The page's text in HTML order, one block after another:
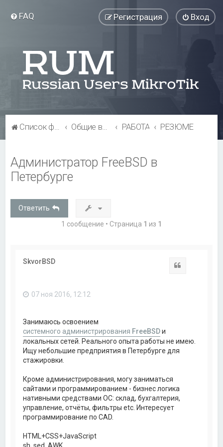
FAQ Вход
Регистрация
Список форумов Общие вопросы РАБОТА РЕЗЮМЕ
Администратор FreeBSD в
Петербурге
Ответить
1 сообщение • Страница 1 из 1
SkvorBSD
07 ноя 2016, 12:12
Занимаюсь освоением
системного администрирования FreeBSDи
локальных сетей. Реального опыта работы не имею.
Ищу небольшие предприятия в Петербурге для
стажировки.
Кроме администрирования, могу заниматься
сайтами и программированием - бизнес логика
нативными средствами ОС: склад, бухгалтерия,
управление, отчёты, фильтры etc. Интересует
программирование по CAD.
HTML+CSS+JavaScript